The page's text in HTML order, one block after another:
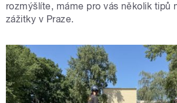
rozmýšlíte, máme pro vás několik tipů
zážitky v Praze.